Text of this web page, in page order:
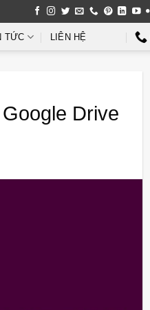
TỨC LIÊN HỆ
Drive